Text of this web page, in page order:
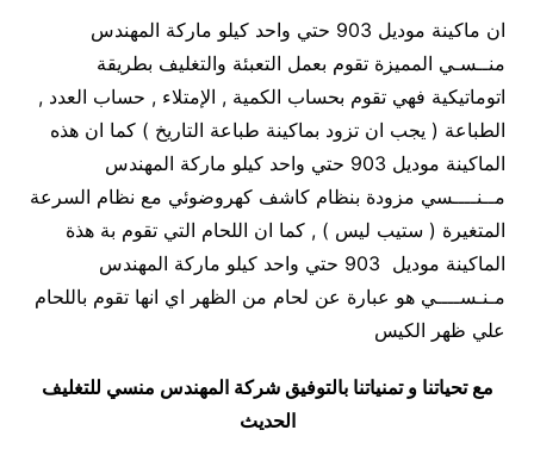
ان ماكينة موديل 903 حتي واحد كيلو ماركة المهندس
منــسـي المميزة تقوم بعمل التعبئة والتغليف بطريقة
اتوماتيكية فهي تقوم بحساب الكمية , الإمتلاء , حساب العدد ,
الطباعة ( يجب ان تزود بماكينة طباعة التاريخ ) كما ان هذه
الماكينة موديل 903 حتي واحد كيلو ماركة المهندس
مــنــــسي مزودة بنظام كاشف كهروضوئي مع نظام السرعة
المتغيرة ( ستيب ليس ) , كما ان اللحام التي تقوم بة هذة
الماكينة موديل 903 حتي واحد كيلو ماركة المهندس
مـنـســــي هو عبارة عن لحام من الظهر اي انها تقوم باللحام
علي ظهر الكيس
مع تحياتنا و تمنياتنا بالتوفيق شركة المهندس منسي للتغليف
الحديث